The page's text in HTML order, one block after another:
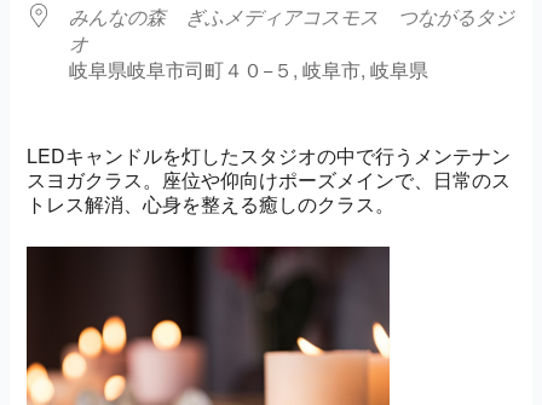
みんなの森 ぎふメディアコスモス つながるタジ
オ
岐阜県岐阜市司町４０−５, 岐阜市, 岐阜県
LEDキャンドルを灯したスタジオの中で行うメンテナン
スヨガクラス。座位や仰向けポーズメインで、日常のス
トレス解消、心身を整える癒しのクラス。